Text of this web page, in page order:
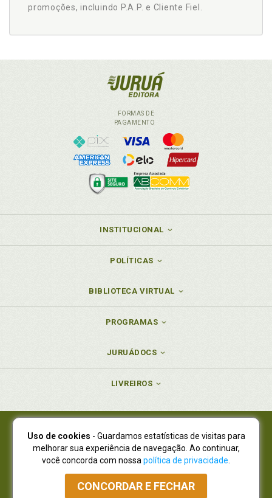
promoções, incluindo P.A.P. e Cliente Fiel.
FORMAS DE
PAGAMENTO
INSTITUCIONAL
POLÍTICAS
BIBLIOTECA VIRTUAL
PROGRAMAS
JURUÁDOCS
LIVREIROS
Juruá Editora Ltda., CNPJ 77.535.508/0001-19
Juruá Informática Ltda., CNPJ 01.701.561/0001-80
NOVO ENDEREÇO:R. Flávio Dallegrave, 7665, São Lourenço |
Curitiba - Paraná - CEP 82210-310
Atendimento: (41) 4009-3900|Vendas Atacado: (41) 4009-3939
Uso de cookies - Guardamos estatísticas de visitas para
melhorar sua experiência de navegação. Ao continuar,
você concorda com nossa política de privacidade
CONCORDAR E FECHAR